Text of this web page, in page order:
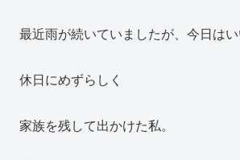
最近雨が続いていましたが、今日はい
休日にめずらしく
家族を残して出かけた私。